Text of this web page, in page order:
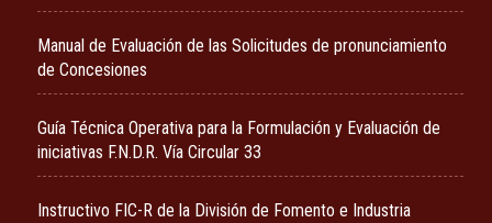
Manual de Evaluación de las Solicitudes de pronunciamiento
de Concesiones
Guía Técnica Operativa para la Formulación y Evaluación de
iniciativas F.N.D.R. Vía Circular 33
Instructivo FIC-R de la División de Fomento e Industria